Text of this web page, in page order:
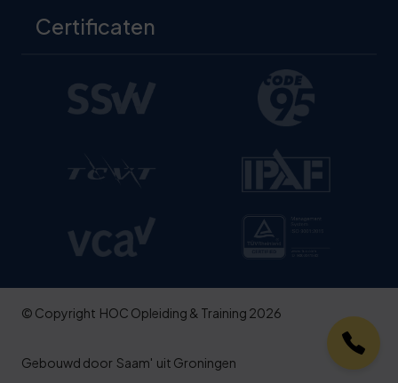
Certificaten
© Copyright HOC Opleiding & Training 2026
Gebouwd door Saam' uit Groningen